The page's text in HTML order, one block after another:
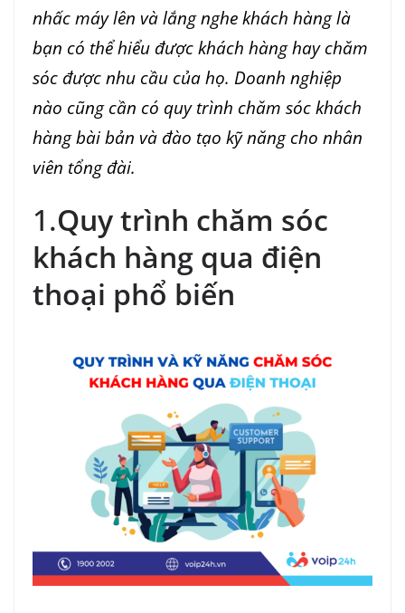
nhấc máy lên và lắng nghe khách hàng là
bạn có thể hiểu được khách hàng hay chăm
sóc được nhu cầu của họ. Doanh nghiệp
nào cũng cần có quy trình chăm sóc khách
hàng bài bản và đào tạo kỹ năng cho nhân
viên tổng đài.
1.Quy trình chăm sóc
khách hàng qua điện
thoại phổ biến